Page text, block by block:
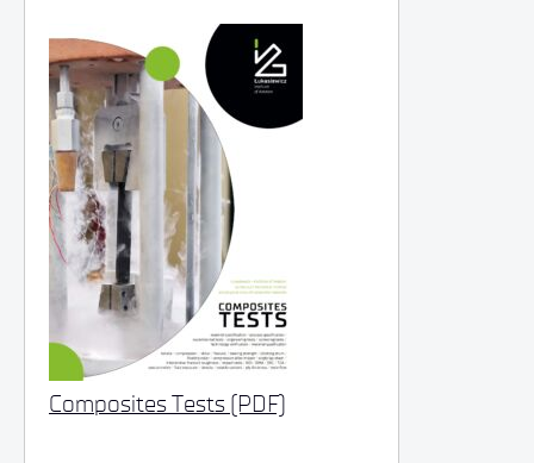
Composites Tests (PDF)